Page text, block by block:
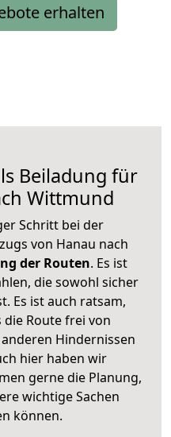
erhalten
Beiladung für
Wittmund
Schritt bei der
von Hanau nach
der Routen. Es ist
die sowohl sicher
Es ist auch ratsam,
Route frei von
Hindernissen
hier haben wir
gerne die Planung,
wichtige Sachen
können.